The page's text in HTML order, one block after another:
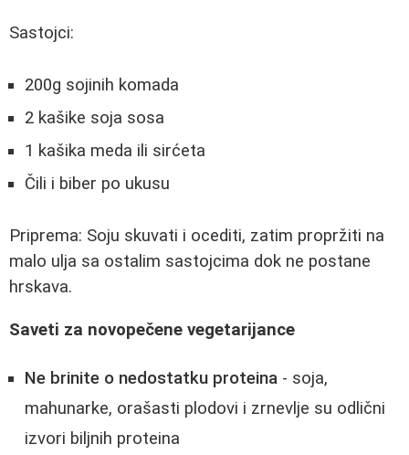
Sastojci:
200g sojinih komada
2 kašike soja sosa
1 kašika meda ili sirćeta
Čili i biber po ukusu
Priprema: Soju skuvati i ocediti, zatim propržiti na
malo ulja sa ostalim sastojcima dok ne postane
hrskava.
Saveti za novopečene vegetarijance
Ne brinite o nedostatku proteina - soja,
mahunarke, orašasti plodovi i zrnevlje su odlični
izvori biljnih proteina